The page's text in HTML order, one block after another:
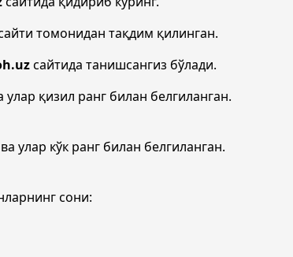
томонидан тақдим қилинган.
сайтида танишсангиз бўлади.
улар қизил ранг билан белгиланган.
улар кўк ранг билан белгиланган.
сони: